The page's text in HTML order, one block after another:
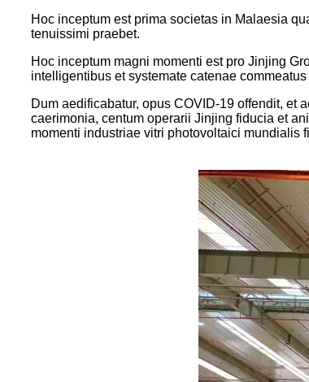
Hoc inceptum est prima societas in Malaesia
tenuissimi praebet.
Hoc inceptum magni momenti est pro Jinjing
intelligentibus et systemate catenae
Dum aedificabatur, opus COVID-19 offendit, et
caerimonia, centum operarii Jinjing fiducia et
momenti industriae vitri photovoltaici mundialis